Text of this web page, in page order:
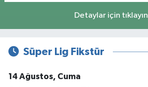
Detaylar için tıklayın
Süper Lig Fikstür
14 Ağustos, Cuma